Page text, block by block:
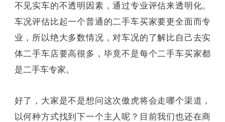
不见实车的不透明因素，通过专业评估来透明化。
车况评估比起一个普通的二手车买家要更全面而专
业，所以绝大多数情况，对车况的了解比自己去实
体二手车店要高很多，毕竟不是每个二手车买家都
是二手车专家。
好了，大家是不是想问这次傲虎将会走哪个渠道，
以何种方式找到下一个主人呢？目前我们也还在商